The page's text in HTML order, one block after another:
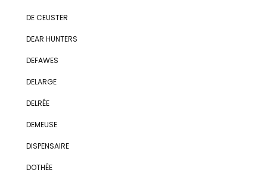
DE CEUSTER
DEAR HUNTERS
DEFAWES
DELARGE
DELRÉE
DEMEUSE
DISPENSAIRE
DOTHÉE